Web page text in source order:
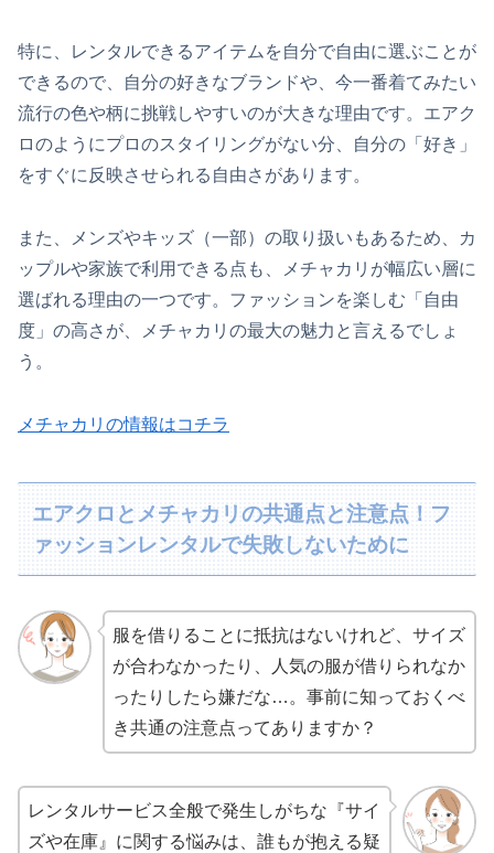
特に、レンタルできるアイテムを自分で自由に選ぶことが
できるので、自分の好きなブランドや、今一番着てみたい
流行の色や柄に挑戦しやすいのが大きな理由です。エアク
ロのようにプロのスタイリングがない分、自分の「好き」
をすぐに反映させられる自由さがあります。
また、メンズやキッズ（一部）の取り扱いもあるため、カ
ップルや家族で利用できる点も、メチャカリが幅広い層に
選ばれる理由の一つです。ファッションを楽しむ「自由
度」の高さが、メチャカリの最大の魅力と言えるでしょ
う。
メチャカリの情報はコチラ
エアクロとメチャカリの共通点と注意点！フ
ァッションレンタルで失敗しないために
服を借りることに抵抗はないけれど、サイズ
が合わなかったり、人気の服が借りられなか
ったりしたら嫌だな…。事前に知っておくべ
き共通の注意点ってありますか？
レンタルサービス全般で発生しがちな『サイ
ズや在庫』に関する悩みは、誰もが抱える疑